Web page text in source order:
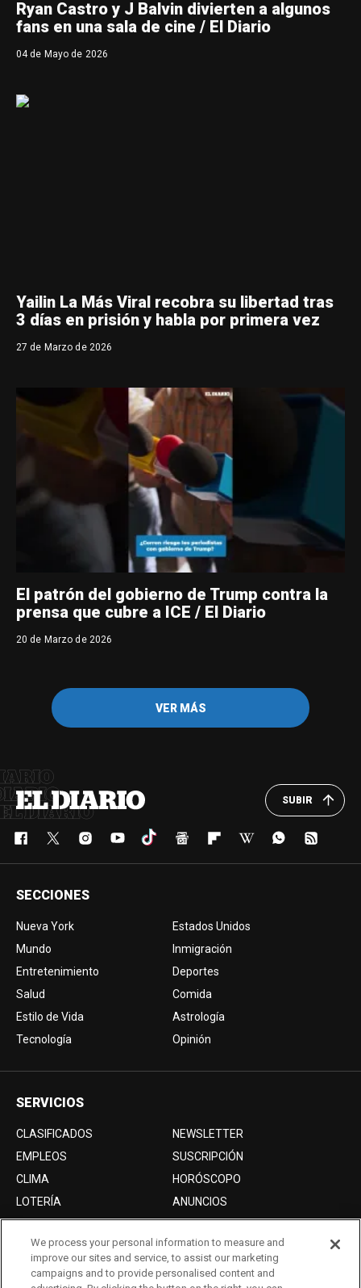
Ryan Castro y J Balvin divierten a algunos
fans en una sala de cine / El Diario
04 de Mayo de 2026
Yailin La Más Viral recobra su libertad tras
3 días en prisión y habla por primera vez
27 de Marzo de 2026
El patrón del gobierno de Trump contra la
prensa que cubre a ICE / El Diario
20 de Marzo de 2026
VER MÁS
SUBIR
SECCIONES
Nueva York
Estados Unidos
Mundo
Inmigración
Entretenimiento
Deportes
Salud
Comida
Estilo de Vida
Astrología
Tecnología
Opinión
SERVICIOS
CLASIFICADOS
NEWSLETTER
EMPLEOS
SUSCRIPCIÓN
CLIMA
HORÓSCOPO
LOTERÍA
ANUNCIOS
Acerca de nosotros
Advertise with Us/Anuncios
We process your personal information to measure and
improve our sites and service, to assist our marketing
campaigns and to provide personalised content and